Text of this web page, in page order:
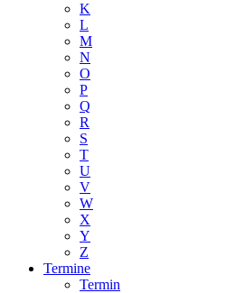
K
L
M
N
O
P
Q
R
S
T
U
V
W
X
Y
Z
Termine
Termin